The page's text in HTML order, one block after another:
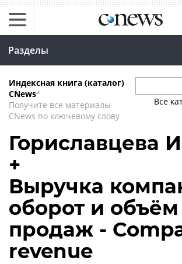
Разделы
Индексная книга (каталог)
CNews*
Получите все материалы
CNews по ключевому слову
Все
Гориславцева
+
Выручка
оборот и объём
продаж -
revenue